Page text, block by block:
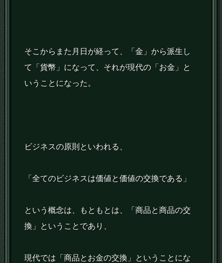
そこからまた月日が経って、「金」から派生し
て「貨幣」になって、それが現代の「お金」と
いうことになった。
ビジネスの原則といわれる、
「全てのビジネスは価値と価値の交換である」
という概念は、もともとは、「商品と商品の交
換」ということであり、
現代では「商品とお金の交換」ということにな